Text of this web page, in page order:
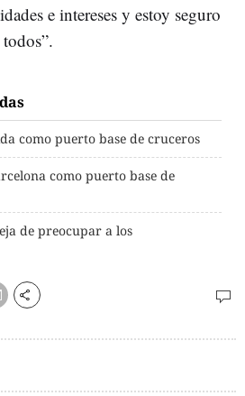
e intereses y estoy seguro
como puerto base de cruceros
como puerto base de
de preocupar a los